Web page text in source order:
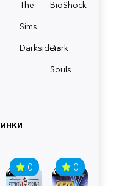
The
Sims
BioShock
Darksiders
Dark
Souls
0 0